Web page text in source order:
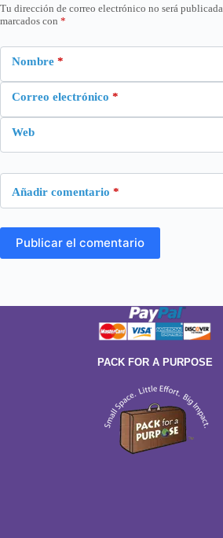
Tu dirección de correo electrónico no será publicada.
marcados con *
Nombre *
Correo electrónico *
Web
Añadir comentario *
Publicar el comentario
PACK FOR A PURPOSE